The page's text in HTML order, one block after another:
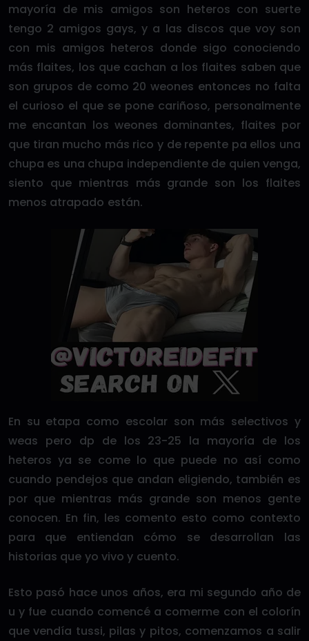
mayoría de mis amigos son heteros con suerte
tengo 2 amigos gays, y a las discos que voy son
con mis amigos heteros donde sigo conociendo
más flaites, los que cachan a los flaites saben que
son grupos de como 20 weones entonces no falta
el curioso el que se pone cariñoso, personalmente
me encantan los weones dominantes, flaites por
que tiran mucho más rico y de repente pa ellos una
chupa es una chupa independiente de quien venga,
siento que mientras más grande son los flaites
menos atrapado están.
En su etapa como escolar son más selectivos y
weas pero dp de los 23-25 la mayoría de los
heteros ya se come lo que puede no así como
cuando pendejos que andan eligiendo, también es
por que mientras más grande son menos gente
conocen. En fin, les comento esto como contexto
para que entiendan cómo se desarrollan las
historias que yo vivo y cuento.
Esto pasó hace unos años, era mi segundo año de
u y fue cuando comencé a comerme con el colorín
que vendía tussi, pilas y pitos, comenzamos a salir